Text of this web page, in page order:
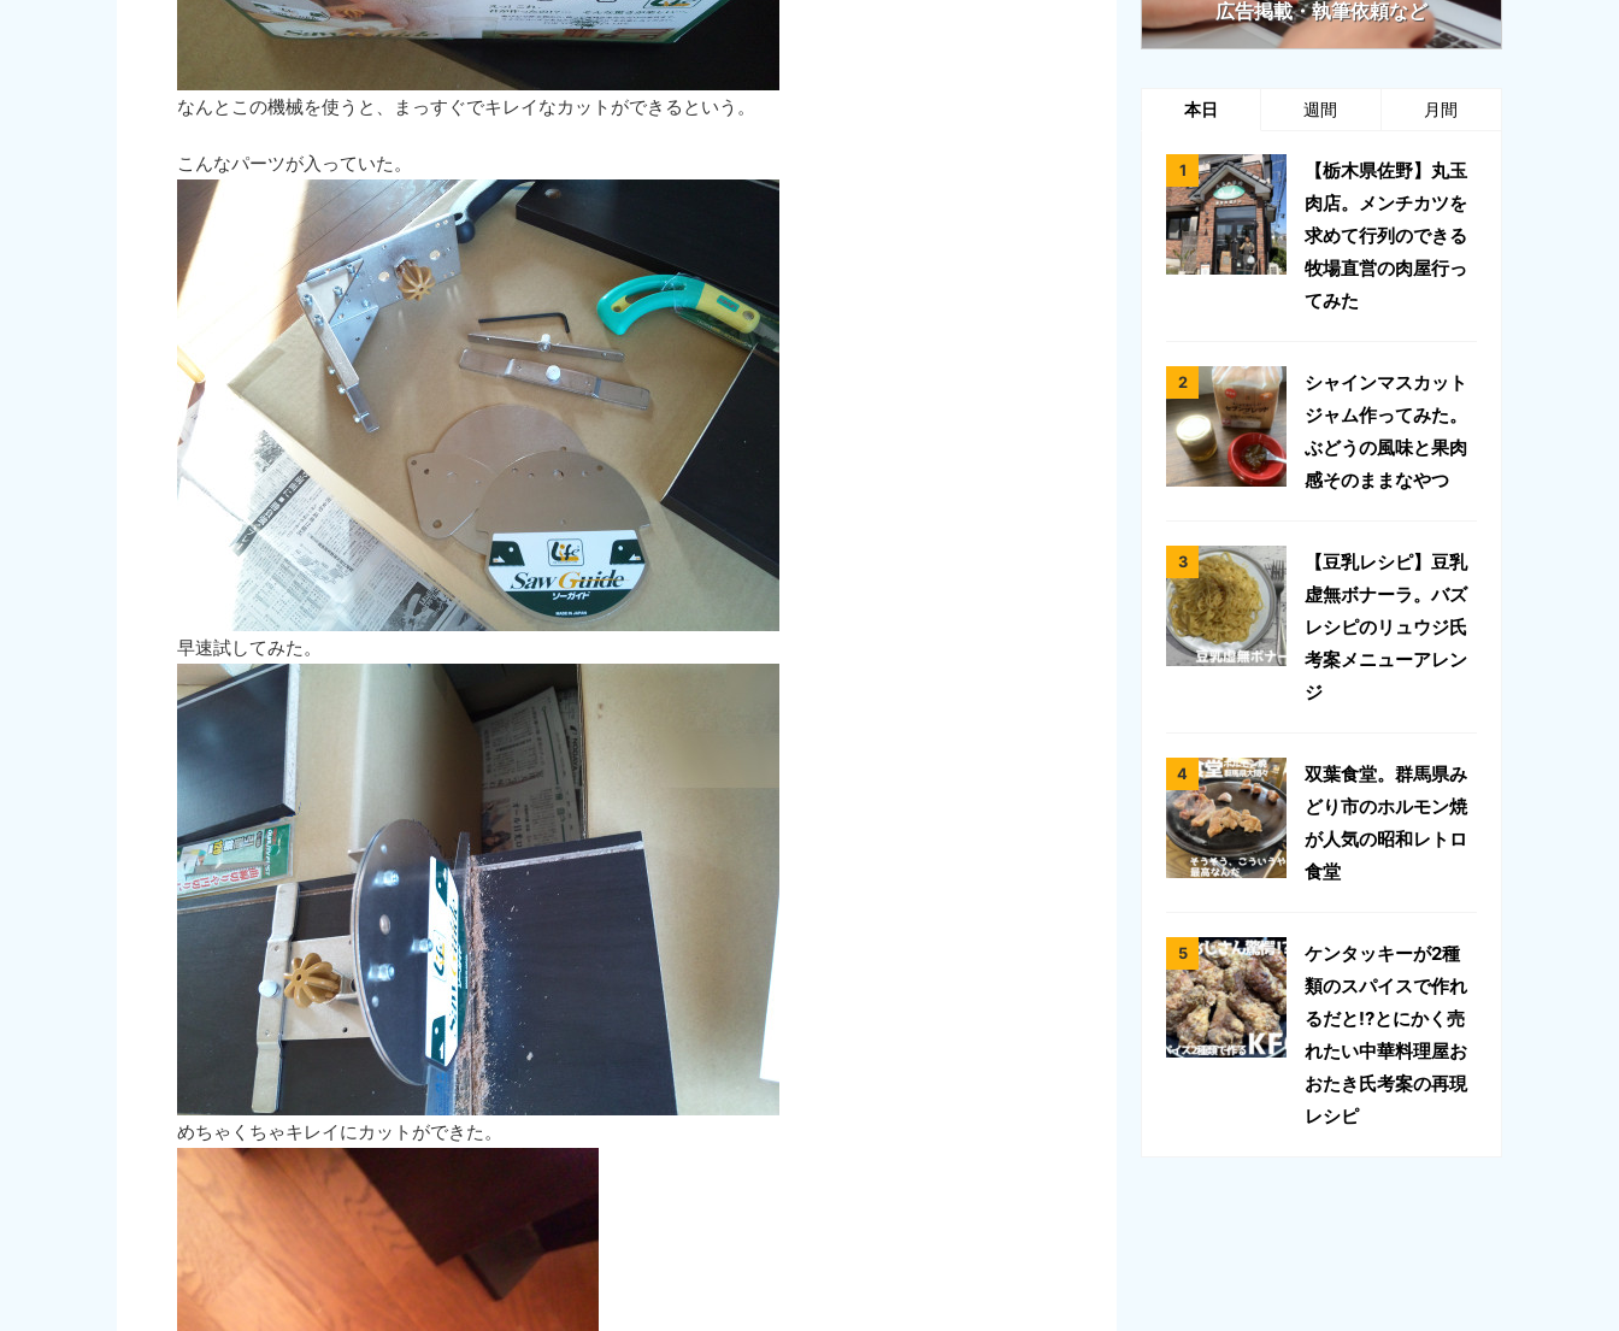
なんとこの機械を使うと、まっすぐでキレイなカットができるという。
こんなパーツが入っていた。
早速試してみた。
めちゃくちゃキレイにカットができた。
広告掲載・執筆依頼など
本日 週間 月間
【栃木県佐野】丸玉
肉店。メンチカツを
求めて行列のできる
牧場直営の肉屋行っ
てみた
シャインマスカット
ジャム作ってみた。
ぶどうの風味と果肉
感そのままなやつ
【豆乳レシピ】豆乳
虚無ボナーラ。バズ
レシピのリュウジ氏
考案メニューアレン
ジ
双葉食堂。群馬県み
どり市のホルモン焼
が人気の昭和レトロ
食堂
ケンタッキーが2種
類のスパイスで作れ
るだと!?とにかく売
れたい中華料理屋お
おたき氏考案の再現
レシピ